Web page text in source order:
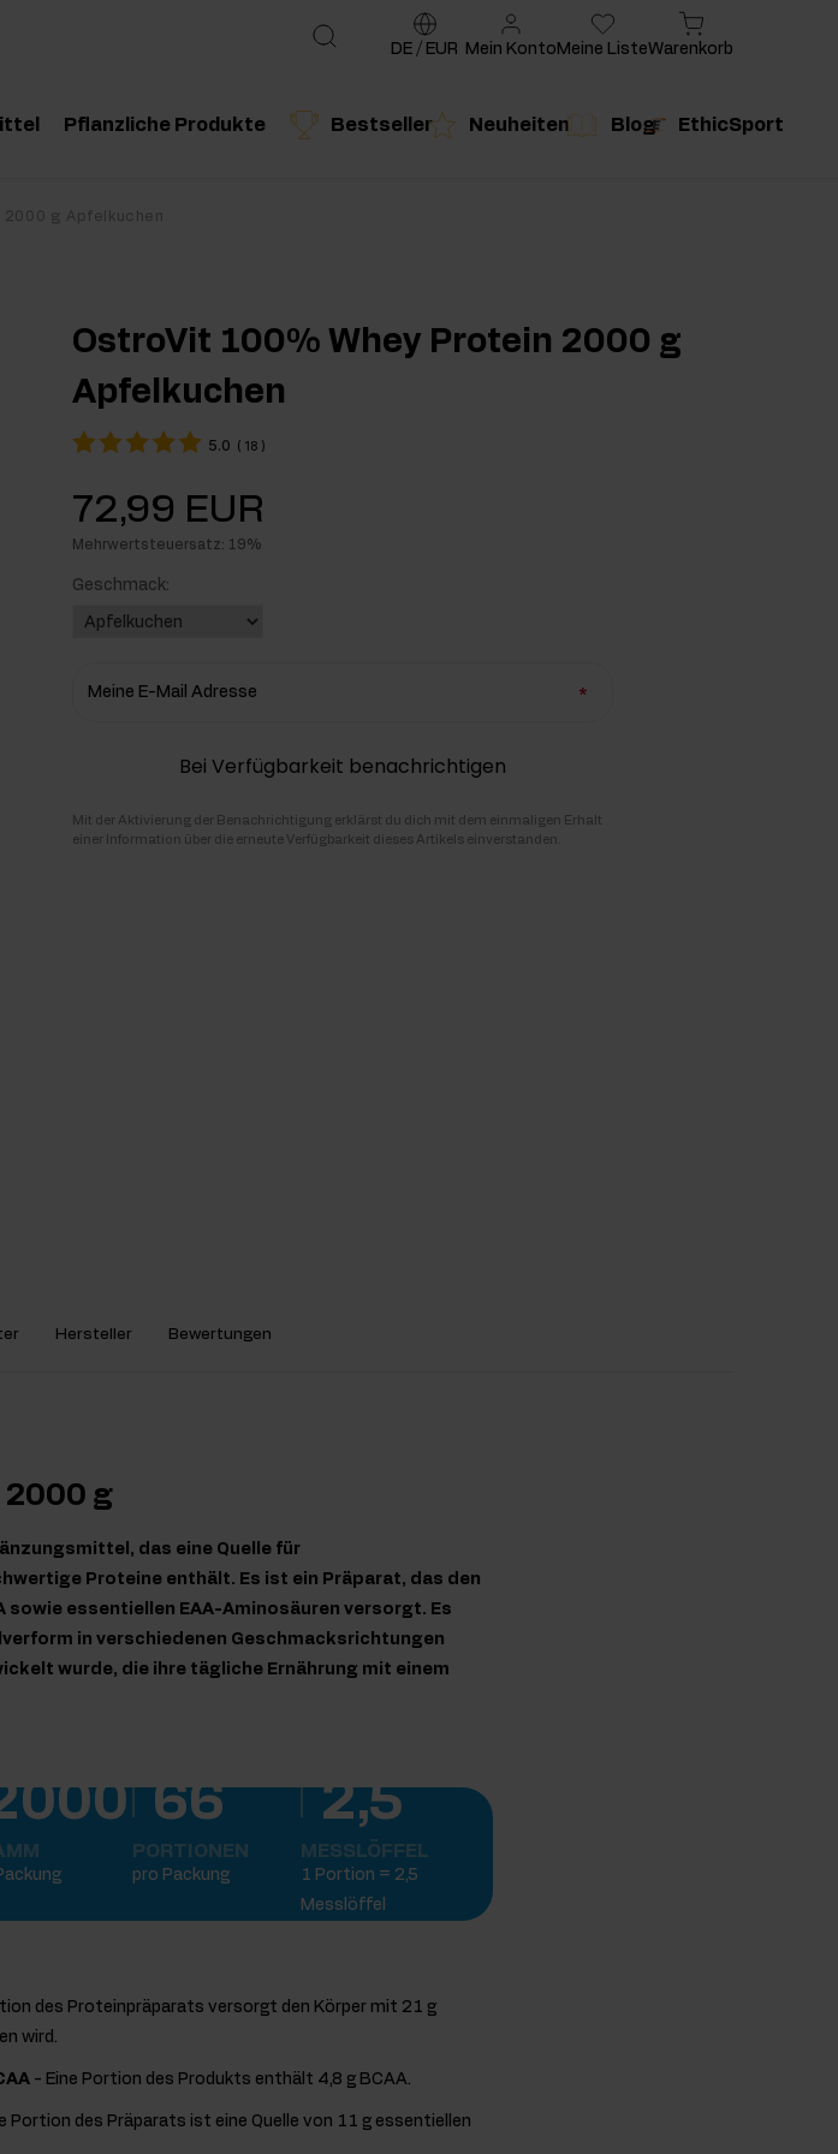
Produktempfehlung
Pflanzliche Produkte Bestseller Neuheiten Blog EthicSport
DE / EUR Mein Konto Meine ListeWarenkorb
2000 g Apfelkuchen
OstroVit 100% Whey Protein 2000 g
Apfelkuchen
5.0 ( 18 )
72,99 EUR
Mehrwertsteuersatz: 19%
Geschmack:
Meine E-Mail Adresse
Bei Verfügbarkeit benachrichtigen
Mit der Aktivierung der Benachrichtigung erklärst du dich mit dem einmaligen Erhalt
einer Information über die erneute Verfügbarkeit dieses Artikels einverstanden.
Hersteller Bewertungen
2000 g
das eine Quelle für
Proteine enthält. Es ist ein Präparat, das den
essentiellen EAA-Aminosäuren versorgt. Es
in verschiedenen Geschmacksrichtungen
wurde, die ihre tägliche Ernährung mit einem
66
PORTIONEN
pro Packung
2,5
MESSLÖFFEL
1 Portion = 2,5
Messlöffel
des Proteinpräparats versorgt den Körper mit 21 g
wird.
- Eine Portion des Produkts enthält 4,8 g BCAA.
Portion des Präparats ist eine Quelle von 11 g essentiellen